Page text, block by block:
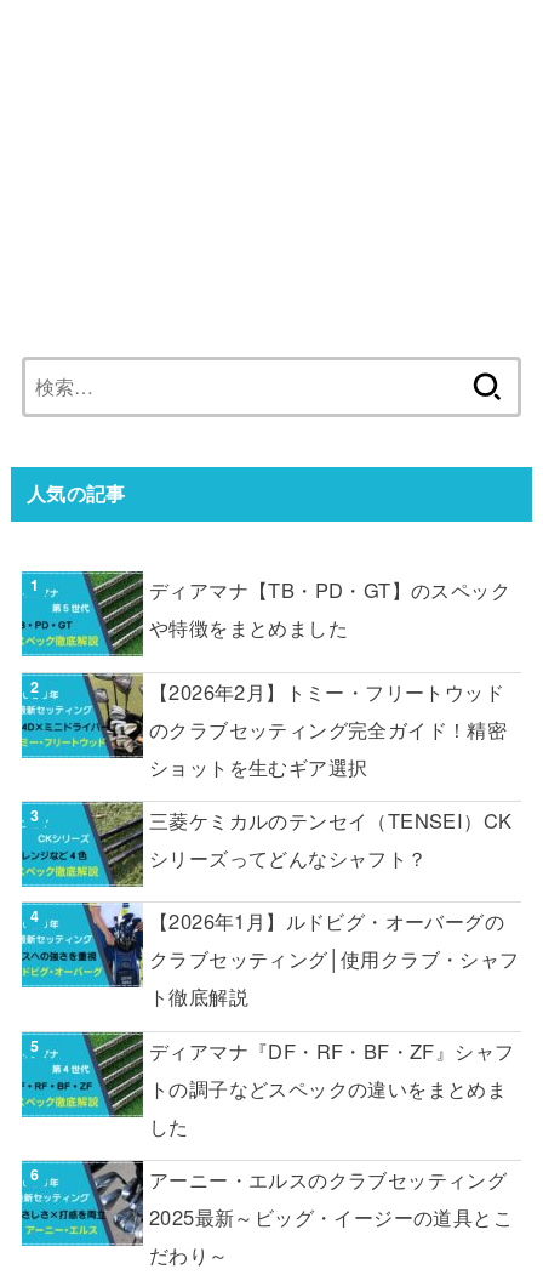
索:
人気の記事
ディアマナ【TB・PD・GT】のスペック
や特徴をまとめました
【2026年2月】トミー・フリートウッド
のクラブセッティング完全ガイド！精密
ショットを生むギア選択
三菱ケミカルのテンセイ（TENSEI）CK
シリーズってどんなシャフト？
【2026年1月】ルドビグ・オーバーグの
クラブセッティング│使用クラブ・シャフ
ト徹底解説
ディアマナ『DF・RF・BF・ZF』シャフ
トの調子などスペックの違いをまとめま
した
アーニー・エルスのクラブセッティング
2025最新～ビッグ・イージーの道具とこ
だわり～